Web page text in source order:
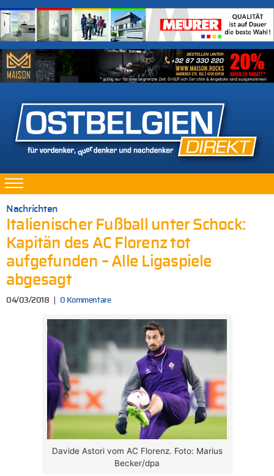
Nachrichten
Italienischer Fußball unter Schock:
Kapitän des AC Florenz tot
aufgefunden – Alle Ligaspiele
abgesagt
04/03/2018 0 Kommentare
Davide Astori vom AC Florenz. Foto: Marius
Becker/dpa